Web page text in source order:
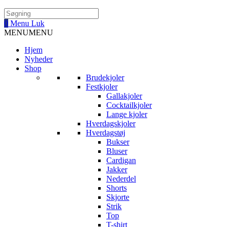
0 Menu Luk
MENUMENU
Hjem
Nyheder
Shop
Brudekjoler
Festkjoler
Gallakjoler
Cocktailkjoler
Lange kjoler
Hverdagskjoler
Hverdagstøj
Bukser
Bluser
Cardigan
Jakker
Nederdel
Shorts
Skjorte
Strik
Top
T-shirt